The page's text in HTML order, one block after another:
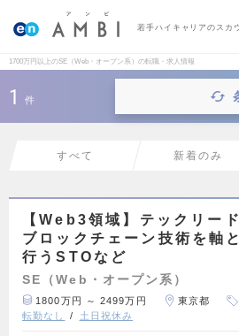
若手ハイキャリアのスカ
1700万円以上のSE（Web・オープン系）の転職・求人情報
1 件
すべて 新着のみ
【Web3領域】テックリー
ブロックチェーン技術を軸
行うSTOなど
SE（Web・オープン系）
1800万円 ～ 2499万円 東京都
転勤なし
土日祝休み